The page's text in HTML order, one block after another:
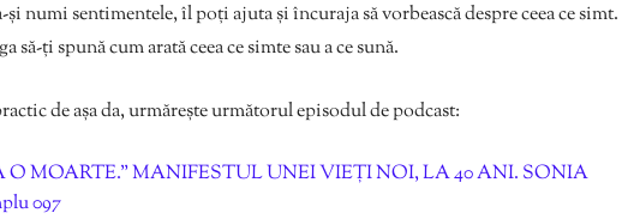
numi sentimentele, îl poți ajuta și încuraja să vorbească despre ceea ce simt.
ți spună cum arată ceea ce simte sau a ce sună.
de așa da, urmărește următorul episodul de podcast:
O MOARTE.” MANIFESTUL UNEI VIEȚI NOI, LA 40 ANI. SONIA
097